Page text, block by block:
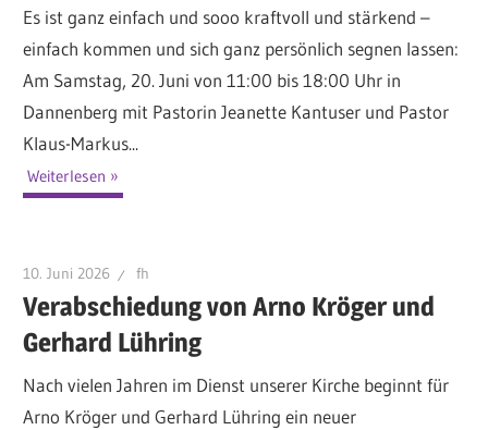
Es ist ganz einfach und sooo kraftvoll und stärkend –
einfach kommen und sich ganz persönlich segnen lassen:
Am Samstag, 20. Juni von 11:00 bis 18:00 Uhr in
Dannenberg mit Pastorin Jeanette Kantuser und Pastor
Klaus-Markus...
Weiterlesen
10. Juni 2026 fh
Verabschiedung von Arno Kröger und
Gerhard Lühring
Nach vielen Jahren im Dienst unserer Kirche beginnt für
Arno Kröger und Gerhard Lühring ein neuer